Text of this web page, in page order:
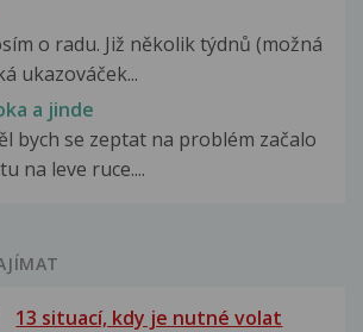
o radu. Již několik týdnů (možná
ukazováček...
a jinde
bych se zeptat na problém začalo
na leve ruce....
13 situací, kdy je nutné volat